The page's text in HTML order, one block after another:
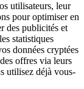
utilisateurs, leur
pour optimiser en
des publicités et
statistiques
données cryptées
offres via leurs
utilisez déjà vous-